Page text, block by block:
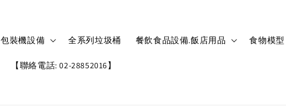
包裝機設備 全系列垃圾桶 餐飲食品設備.飯店用品 食物模型
【聯絡電話: 02-28852016】